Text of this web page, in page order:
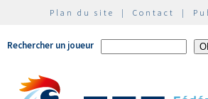
Plan du site | Contact |
Rechercher un joueur